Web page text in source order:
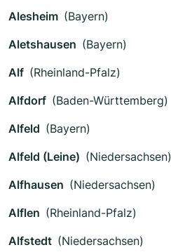
Alesheim (Bayern)
Aletshausen (Bayern)
Alf (Rheinland-Pfalz)
Alfdorf (Baden-Württemberg)
Alfeld (Bayern)
Alfeld (Leine) (Niedersachsen)
Alfhausen (Niedersachsen)
Alflen (Rheinland-Pfalz)
Alfstedt (Niedersachsen)